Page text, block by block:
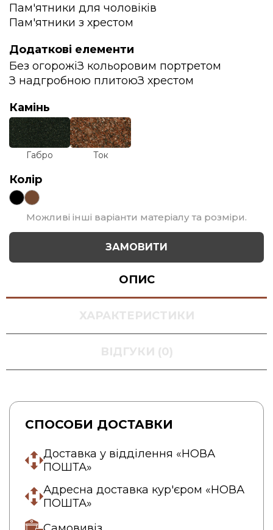
Пам'ятники для чоловіків
Пам'ятники з хрестом
Додаткові елементи
Без огорожіЗ кольоровим портретом
З надгробною плитоюЗ хрестом
Камінь
Габро Ток
Колір
Можливі інші варіанти матеріалу та розміри.
ЗАМОВИТИ
ОПИС
ХАРАКТЕРИСТИКИ
ВІДГУКИ (0)
СПОСОБИ ДОСТАВКИ
Доставка у відділення «НОВА
ПОШТА»
Адресна доставка кур'єром «НОВА
ПОШТА»